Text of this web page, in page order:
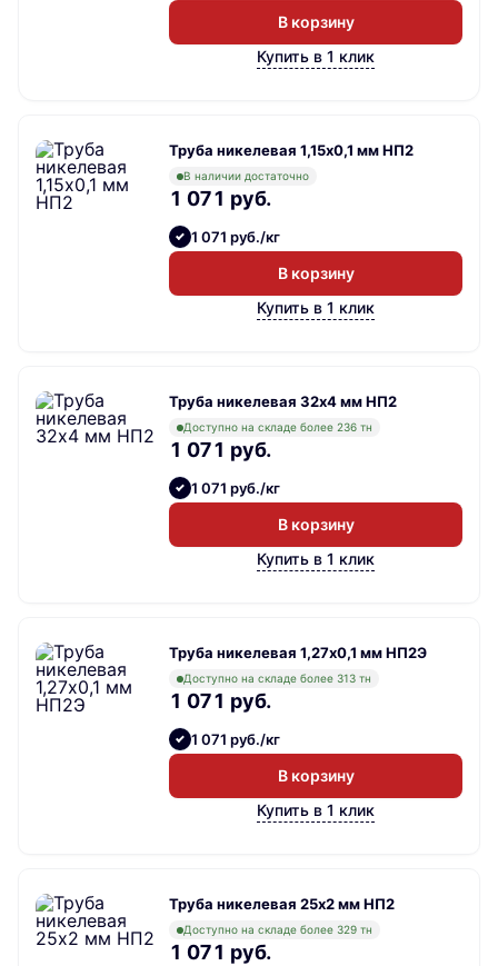
В корзину
Купить в 1 клик
Труба никелевая 1,15х0,1 мм НП2
В наличии достаточно
1 071 руб.
1 071 руб./кг
В корзину
Купить в 1 клик
Труба никелевая 32х4 мм НП2
Доступно на складе более 236 тн
1 071 руб.
1 071 руб./кг
В корзину
Купить в 1 клик
Труба никелевая 1,27х0,1 мм НП2Э
Доступно на складе более 313 тн
1 071 руб.
1 071 руб./кг
В корзину
Купить в 1 клик
Труба никелевая 25х2 мм НП2
Доступно на складе более 329 тн
1 071 руб.